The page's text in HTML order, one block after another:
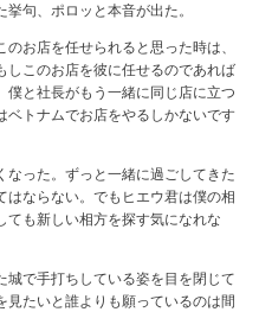
句、ポロッと本音が出た。
のお店を任せられると思った時は、
しこのお店を彼に任せるのであれば
と社長がもう一緒に同じ店に立つ
ベトナムでお店をやるしかないです
なった。ずっと一緒に過ごしてきた
はならない。でもヒエウ君は僕の相
ても新しい相方を探す気になれな
城で手打ちしている姿を目を閉じて
見たいと誰よりも願っているのは間